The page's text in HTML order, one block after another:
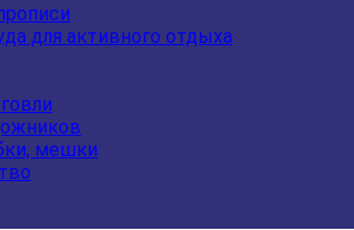
для активного отдыха
мешки